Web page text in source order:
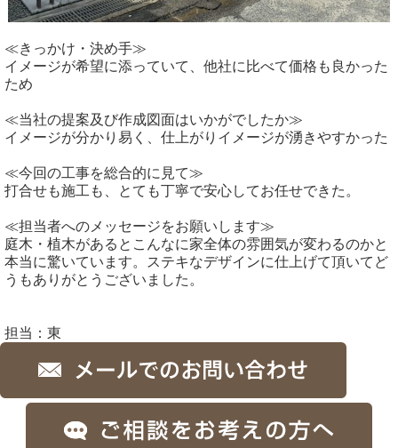
≪きっかけ・決め手≫
イメージが希望に添っていて、他社に比べて価格も良かった
ため
≪当社の提案及び作成図面はいかがでしたか≫
イメージが分かり易く、仕上がりイメージが湧きやすかった
≪今回の工事を総合的に見て≫
打合せも施工も、とても丁寧で安心してお任せできた。
≪担当者へのメッセージをお願いします≫
庭木・植木があるとこんなに家全体の雰囲気が変わるのかと
本当に驚いています。ステキなデザインに仕上げて頂いてど
うもありがとうございました。
担当：東